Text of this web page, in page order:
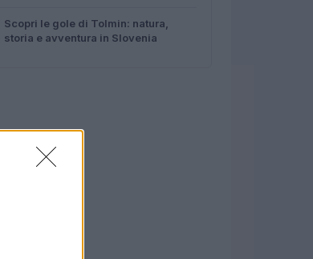
Scopri le gole di Tolmin: natura,
storia e avventura in Slovenia